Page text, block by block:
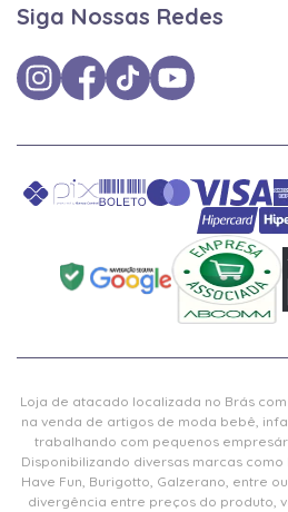
Siga Nossas Redes
Loja de atacado localizada no Brás
na venda de artigos de moda bebê,
trabalhando com pequenos
Disponibilizando diversas marcas como
Have Fun, Burigotto, Galzerano, entre
divergência entre preços do produto,